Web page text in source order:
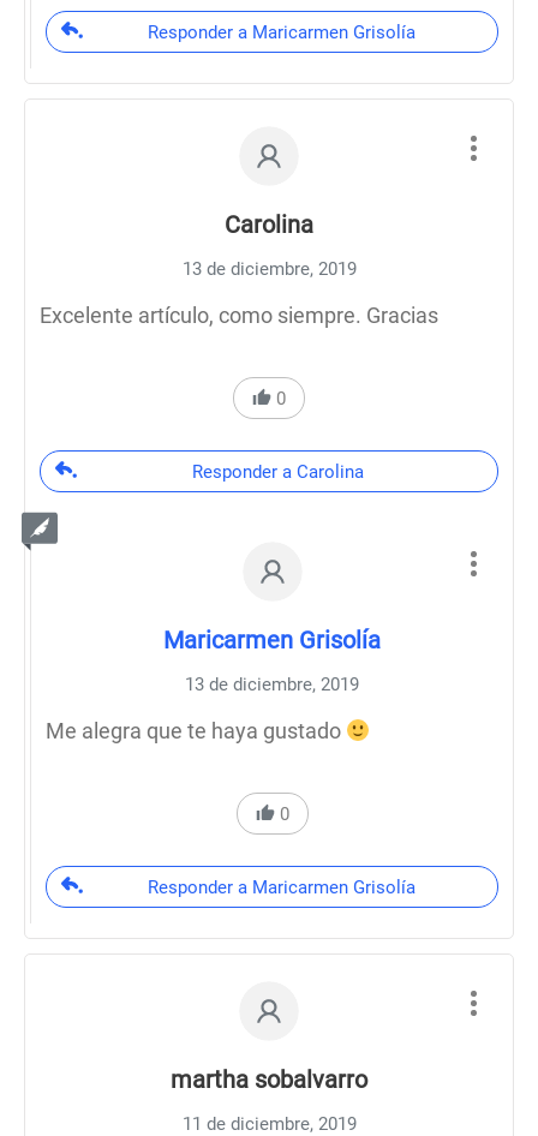
Responder a Maricarmen Grisolía
Carolina
13 de diciembre, 2019
Excelente artículo, como siempre. Gracias
0
Responder a Carolina
Maricarmen Grisolía
13 de diciembre, 2019
Me alegra que te haya gustado
0
Responder a Maricarmen Grisolía
martha sobalvarro
11 de diciembre, 2019